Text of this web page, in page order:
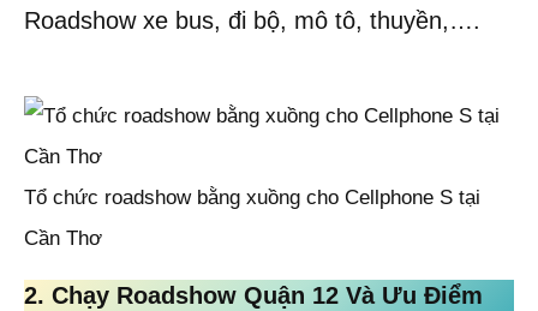
Roadshow xe bus, đi bộ, mô tô, thuyền,….
Tổ chức roadshow bằng xuồng cho Cellphone S tại
Cần Thơ
2. Chạy Roadshow Quận 12 Và Ưu Điểm